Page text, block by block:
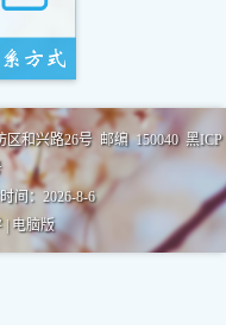
区和兴路26号 邮编 150040 黑ICP
间： 2026-8-6
| 电脑版